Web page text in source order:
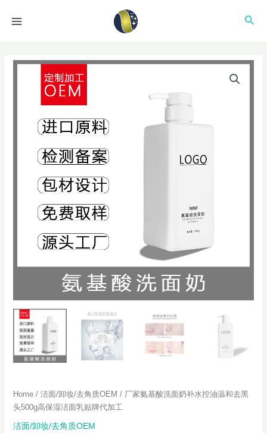
搜
Home/ 洁面/卸妆/去角质OEM / 厂家氨基酸洗面奶补水控油温和去黑
头500g高保湿洁面乳贴牌代加工
洁面/卸妆/去角质OEM